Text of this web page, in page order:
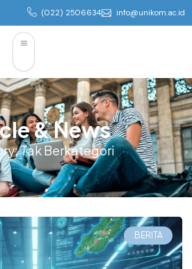
(022) 2506634 info@unikom.ac.id
& News
Tak Berkategori
BERITA